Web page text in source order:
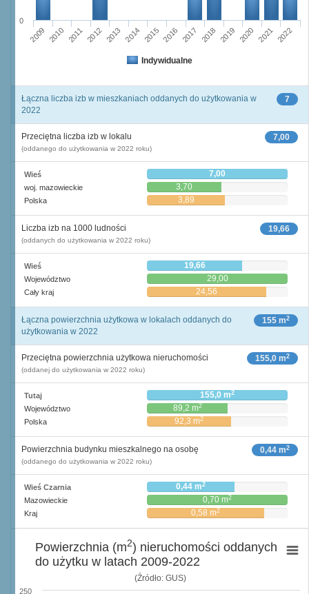
Indywidualne
2009 2010 2011 2012 2013 2014 2015 2016 2017 2018 2019 2020 2021 2022
0
7
Łączna liczba izb w mieszkaniach oddanych do użytkowania w
2022
7,00
Przeciętna liczba izb w lokalu
(oddanego do użytkowania w 2022 roku)
Wieś 7,00
woj. mazowieckie 3,70
Polska 3,89
19,66
Liczba izb na 1000 ludności
(oddanych do użytkowania w 2022 roku)
Wieś 19,66
Województwo 29,00
Cały kraj 24,56
155 m2
Łączna powierzchnia użytkowa w lokalach oddanych do
użytkowania w 2022
155,0 m2
Przeciętna powierzchnia użytkowa nieruchomości
(oddanej do użytkowania w 2022 roku)
Tutaj 155,0 m2
Województwo 89,2 m2
Polska 92,3 m2
0,44 m2
Powierzchnia budynku mieszkalnego na osobę
(oddanego do użytkowania w 2022 roku)
Wieś Czarnia 0,44 m2
Mazowieckie 0,70 m2
Kraj 0,58 m2
(Źródło: GUS)
250
Powierzchnia (m2) nieruchomości oddanych
do użytku w latach 2009-2022